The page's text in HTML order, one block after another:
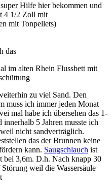
Hilfe hier bekommen und
4 1/2 Zoll mit
mit Tonpellets)
das
im alten Rhein Flussbett mit
zu viel Sand. Den
muss ich immer jeden Monat
mal habe ich übersehen das 1-
5 Jahren musste ich
nicht sandverträglich.
das der Brunnen keine
kann. Saugschlauch ist
bei 3,6m. D.h. Nach knapp 30
weil die Wassersäule